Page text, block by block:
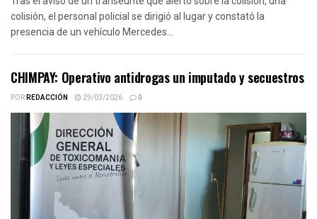
colisión, el personal policial se dirigió al lugar y constató la
presencia de un vehículo Mercedes...
CHIMPAY: Operativo antidrogas un imputado y secuestros
PORREDACCIÓN 29/03/2026 0